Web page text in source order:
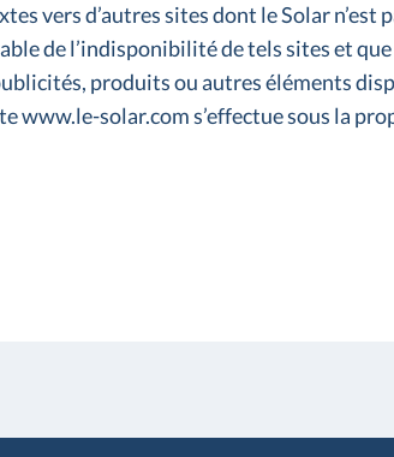
vers d’autres sites dont le Solar n’est
de l’indisponibilité de tels sites et que
produits ou autres éléments
www.le-solar.com s’effectue sous la